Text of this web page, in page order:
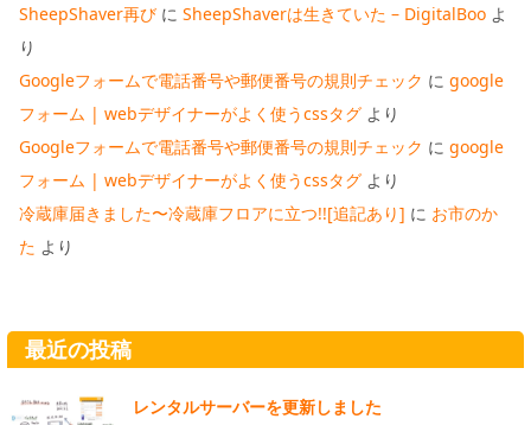
SheepShaver再び に SheepShaverは生きていた – DigitalBoo よ
り
Googleフォームで電話番号や郵便番号の規則チェック に google
フォーム | webデザイナーがよく使うcssタグ より
Googleフォームで電話番号や郵便番号の規則チェック に google
フォーム | webデザイナーがよく使うcssタグ より
冷蔵庫届きました〜冷蔵庫フロアに立つ!![追記あり] に お市のか
た より
最近の投稿
レンタルサーバーを更新しました